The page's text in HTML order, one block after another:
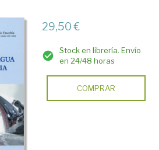
29,50 €
Stock en librería. Envío
en 24/48 horas
COMPRAR